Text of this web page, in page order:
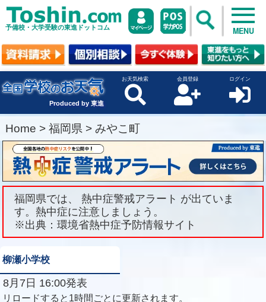
予備校・大学受験の東進ドットコム MENU
Produced by 東進
お天気検索 会員登録 ログイン
Home > 福岡県 > みやこ町
福岡県では、 熱中症警戒アラート が出ていま
す。熱中症に注意しましょう。
※出典：環境省熱中症予防情報サイト
柳瀬小学校
8月7日 16:00発表
リロードすると1時間ごとに更新されます。